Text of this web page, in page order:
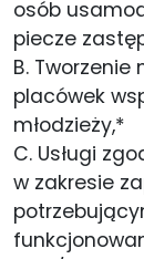
osób
piecze
B.
placówek
młodzieży,*
C. Usługi
w zakresie